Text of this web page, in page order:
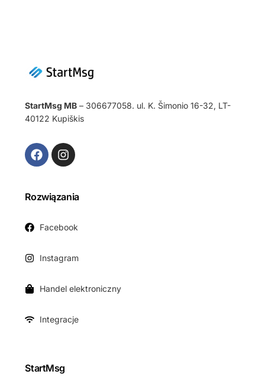
StartMsg MB – 306677058. ul. K. Šimonio 16-32, LT-
40122 Kupiškis
Rozwiązania
Facebook
Instagram
Handel elektroniczny
Integracje
StartMsg